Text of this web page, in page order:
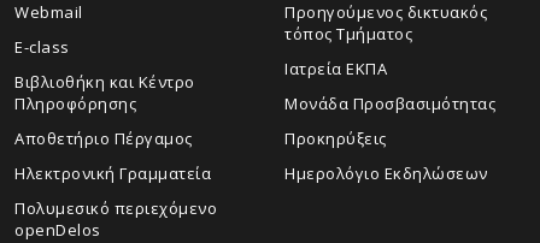
Webmail
E-class
Βιβλιοθήκη και Κέντρο
Πληροφόρησης
Αποθετήριο Πέργαμος
Ηλεκτρονική Γραμματεία
Πολυμεσικό περιεχόμενο
openDelos
Προηγούμενος δικτυακός
τόπος Τμήματος
Ιατρεία ΕΚΠΑ
Μονάδα Προσβασιμότητας
Προκηρύξεις
Ημερολόγιο Εκδηλώσεων